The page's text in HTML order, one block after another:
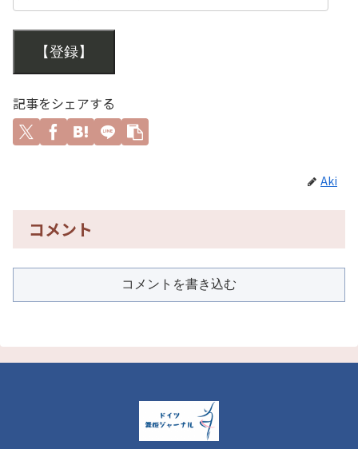
【登録】
記事をシェアする
Aki
コメント
コメントを書き込む